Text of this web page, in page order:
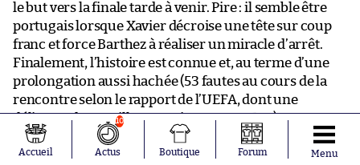
le but vers la finale tarde à venir. Pire : il semble être
portugais lorsque Xavier décroise une tête sur coup
franc et force Barthez à réaliser un miracle d’arrêt.
Finalement, l’histoire est connue et, au terme d’une
prolongation aussi hachée (53 fautes au cours de la
rencontre selon le rapport de l’UEFA, dont une
délirante de Desailly sur Rui Costa, N.D.L.R.) que
débridée, Abel Xavier, souvent à la peine sous pression
au cours de la rencontre, tend sa main sur un centre
Accueil
10
Actus Boutique Forum Menu